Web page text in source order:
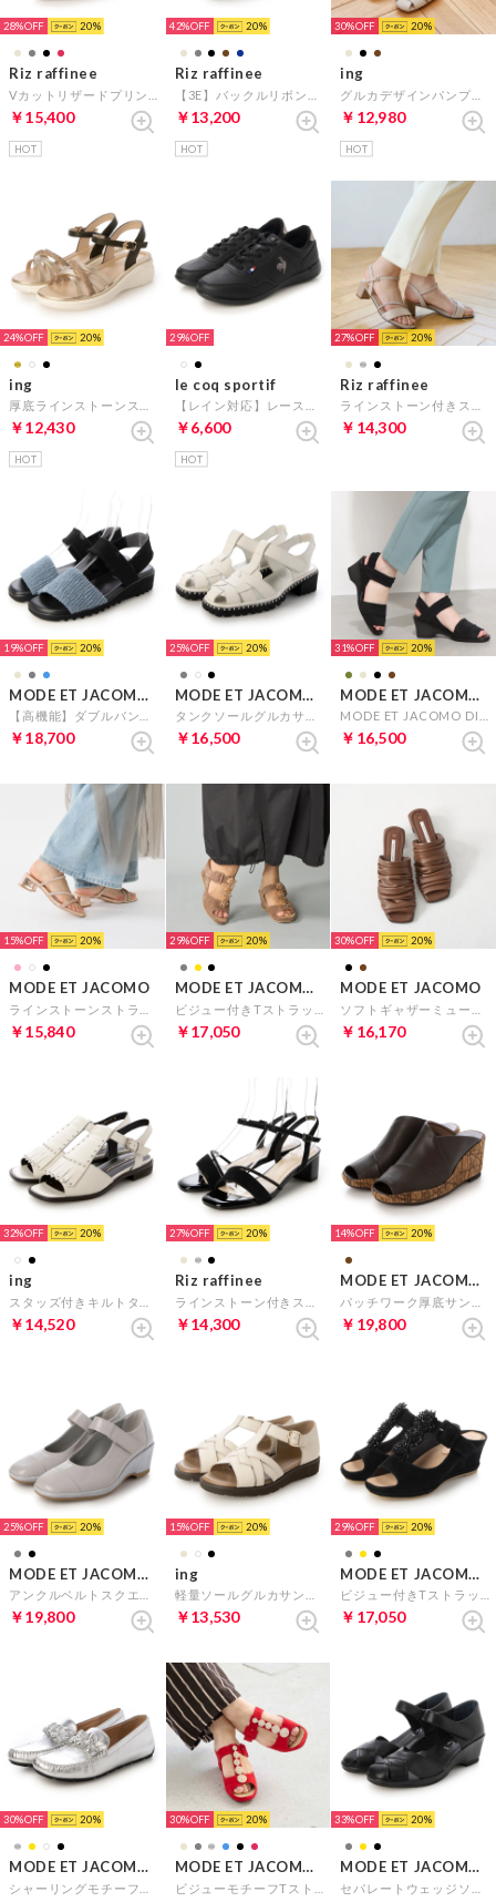
28% 20
Riz raffinee
￥15,400
HOT
42% 20
Riz raffinee
￥13,200
HOT
30% 20
ing
￥12,980
HOT
24% 20
ing
￥12,430
HOT
29%
le coq sportif
￥6,600
HOT
27% 20
Riz raffinee
￥14,300
19% 20
MODE ET JACOMO D'ICI
￥18,700
25% 20
MODE ET JACOMO D'ICI
￥16,500
31% 20
MODE ET JACOMO D'ICI
￥16,500
15% 20
MODE ET JACOMO
￥15,840
29% 20
MODE ET JACOMO D'ICI
￥17,050
30% 20
MODE ET JACOMO
￥16,170
32% 20
ing
￥14,520
27% 20
Riz raffinee
￥14,300
14% 20
MODE ET JACOMO D'ICI
￥19,800
25% 20
MODE ET JACOMO D'ICI
￥19,800
15% 20
ing
￥13,530
29% 20
MODE ET JACOMO D'ICI
￥17,050
30% 20
MODE ET JACOMO D'ICI
30% 20
MODE ET JACOMO D'ICI
33% 20
MODE ET JACOMO D'ICI